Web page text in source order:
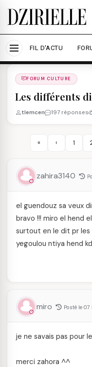
Nous utilisons des
expérience et
Accepter
FIL D'ACTU
Forums
FORUM CULTURE
Les différents
tlemcen 197 réponses
« ‹ 1
zahira3140
el guendouz sa veux
bravo !!! miro el hend
surtout en le dit pr
yegoulou ntiya hend
miro Posté le 07
je ne savais pas pour
merci zahora ^^